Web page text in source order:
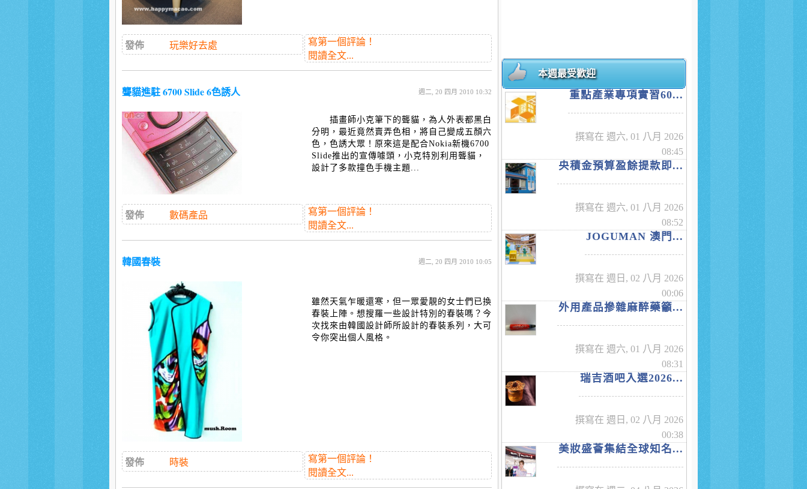
發佈 玩樂好去處
寫第一個評論！
閱讀全文...
週二, 20 四月 2010 10:32
聾貓進駐 6700 Slide 6色誘人
插畫師小克筆下的聾貓，為人外表都黑白
分明，最近竟然賣弄色相，將自己變成五顏六
色，色誘大眾！原來這是配合Nokia新機6700
Slide推出的宣傳噱頭，小克特別利用聾貓，
設計了多款撞色手機主題...
發佈 數碼產品
寫第一個評論！
閱讀全文...
週二, 20 四月 2010 10:05
韓國春裝
雖然天氣乍暖還寒，但一眾愛靚的女士們已換
春裝上陣。想搜羅一些設計特別的春裝嗎？今
次找來由韓國設計師所設計的春裝系列，大可
令你突出個人風格。
發佈 時裝
寫第一個評論！
閱讀全文...
本週最受歡迎
重點產業專項實習60...
撰寫在 週六, 01 八月 2026
08:45
央積金預算盈餘提款即...
撰寫在 週六, 01 八月 2026
08:52
JOGUMAN 澳門...
撰寫在 週日, 02 八月 2026
00:06
外用產品摻雜麻醉藥籲...
撰寫在 週六, 01 八月 2026
08:31
瑞吉酒吧入選2026...
撰寫在 週日, 02 八月 2026
00:38
美妝盛薈集結全球知名...